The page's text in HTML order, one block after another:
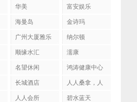
华美 富安娱乐
海曼岛 金诗玛
广州大厦雅乐
纳尔顿
顺缘水汇 濡康
名望休闲 鸿涛健康中心
长城酒店
人人桑拿，人
人人会所 碧水蓝天